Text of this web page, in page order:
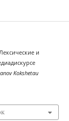
и
Kokshetau